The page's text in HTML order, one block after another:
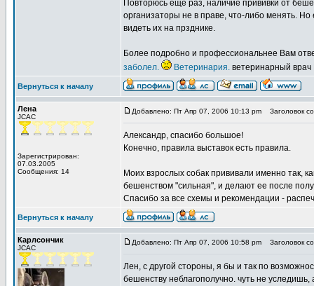
Повторюсь еще раз, наличие прививки от
организаторы не в праве, что-либо менять.
видеть их на прзднике.
Более подробно и профессиональнее Вам
заболел.
Ветеринария. ветеринарный
Вернуться к началу
Лена
JCAC
Зарегистрирован:
07.03.2005
Сообщения: 14
Добавлено: Пт Апр 07, 2006 10:13 pm Заголовок
Александр, спасибо большое!
Конечно, правила выставок есть правила.
Моих взрослых собак прививали именно так,
бешенством "сильная", и делают ее после
Спасибо за все схемы и рекомендации -
Вернуться к началу
Карлсончик
JCAC
Добавлено: Пт Апр 07, 2006 10:58 pm Заголовок
Лен, с другой стороны, я бы и так по
бешенству неблагополучно. чуть не